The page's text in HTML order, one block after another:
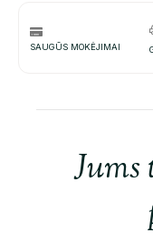
SAUGŪS MOKĖJIMAI